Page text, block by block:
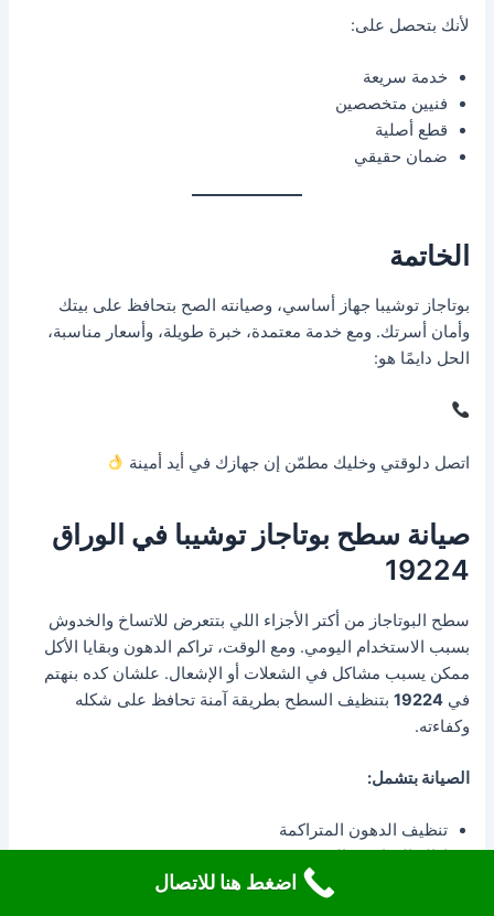
لأنك بتحصل على:
خدمة سريعة
فنيين متخصصين
قطع أصلية
ضمان حقيقي
الخاتمة
بوتاجاز توشيبا جهاز أساسي، وصيانته الصح بتحافظ على بيتك
وأمان أسرتك. ومع خدمة معتمدة، خبرة طويلة، وأسعار مناسبة،
الحل دايمًا هو:
اتصل دلوقتي وخليك مطمّن إن جهازك في أيد أمينة
صيانة سطح بوتاجاز توشيبا في الوراق
19224
سطح البوتاجاز من أكتر الأجزاء اللي بتتعرض للاتساخ والخدوش
بسبب الاستخدام اليومي. ومع الوقت، تراكم الدهون وبقايا الأكل
ممكن يسبب مشاكل في الشعلات أو الإشعال. علشان كده بنهتم
في19224 بتنظيف السطح بطريقة آمنة تحافظ على شكله
وكفاءته.
الصيانة بتشمل:
تنظيف الدهون المتراكمة
فحص أماكن تثبيت الشعلاتاضغط هنا للاتصال